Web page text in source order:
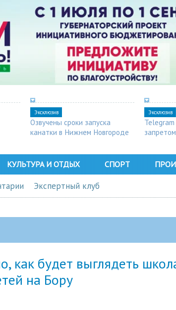
Эксклюзив
Озвучены сроки запуска
канатки в Нижнем Новгороде
Эксклюзив
КУЛЬТУРА И ОТДЫХ СПОРТ
Экспертный клуб
как будет выглядеть
на Бору